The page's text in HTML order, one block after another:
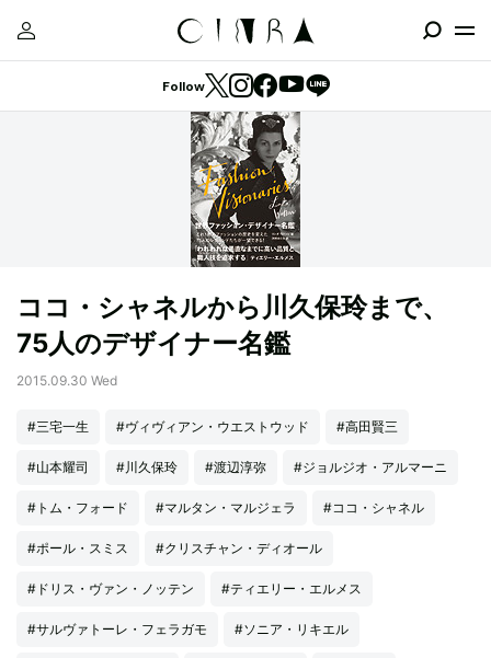
Follow
ココ・シャネルから川久保玲まで、
75人のデザイナー名鑑
2015.09.30 Wed
#三宅一生 #ヴィヴィアン・ウエストウッド #高田賢三
#山本耀司 #川久保玲 #渡辺淳弥 #ジョルジオ・アルマーニ
#トム・フォード #マルタン・マルジェラ #ココ・シャネル
#ポール・スミス #クリスチャン・ディオール
#ドリス・ヴァン・ノッテン #ティエリー・エルメス
#サルヴァトーレ・フェラガモ #ソニア・リキエル